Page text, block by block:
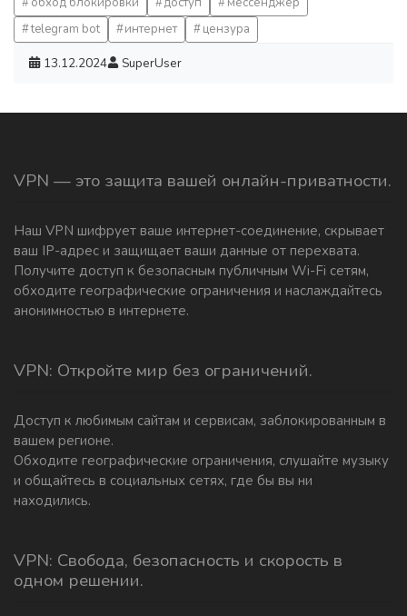
telegram bot
интернет цензура
13.12.2024 SuperUser
VPN — это защита вашей онлайн-приватности.
Наш VPN шифрует ваше интернет-соединение, скрывает
ваш IP-адрес и защищает ваши данные от перехвата.
Получите доступ к безопасным публичным Wi-Fi сетям,
обходите географические ограничения и наслаждайтесь
анонимностью в интернете.
VPN: Откройте мир без ограничений.
Доступ к любимым сайтам и сервисам, заблокированным в
вашем регионе.
Обходите географические ограничения, слушайте музыку
и общайтесь в социальных сетях, где бы вы ни
находились.
VPN: Свобода, безопасность и скорость в
одном решении.